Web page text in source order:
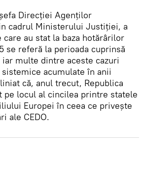
Direcției Agenților
cadrul Ministerului Justiției, a
care au stat la baza hotărârilor
se referă la perioada cuprinsă
iar multe dintre aceste cazuri
acumulate în anii
că, anul trecut, Republica
pe locul al cincilea printre statele
Europei în ceea ce privește
ale CEDO.